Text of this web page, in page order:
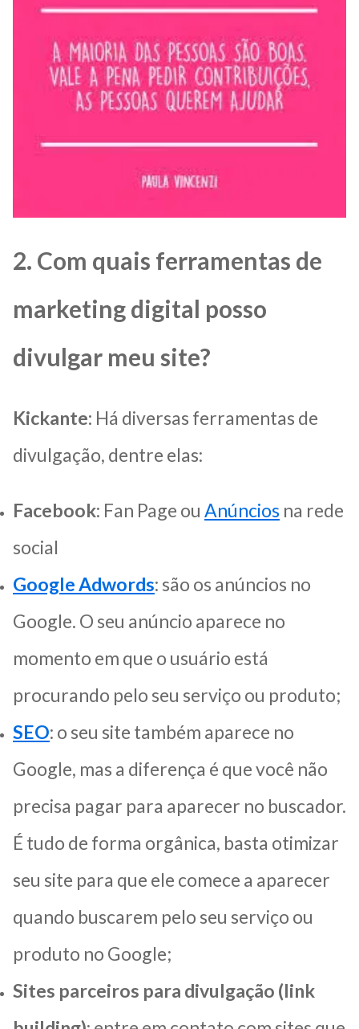
2. Com quais ferramentas de
marketing digital posso
divulgar meu site?
Kickante: Há diversas ferramentas de
divulgação, dentre elas:
Facebook: Fan Page ou Anúncios na rede
social
Google Adwords: são os anúncios no
Google. O seu anúncio aparece no
momento em que o usuário está
procurando pelo seu serviço ou produto;
SEO: o seu site também aparece no
Google, mas a diferença é que você não
precisa pagar para aparecer no buscador.
É tudo de forma orgânica, basta otimizar
seu site para que ele comece a aparecer
quando buscarem pelo seu serviço ou
produto no Google;
Sites parceiros para divulgação (link